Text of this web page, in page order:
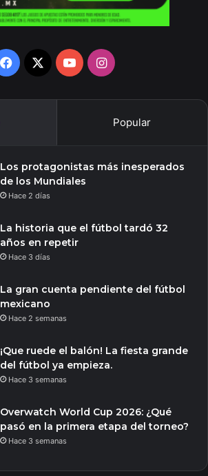
Facebook
X YouTubeInstagram
Popular
Los protagonistas más inesperados
de los Mundiales
Hace 2 días
La historia que el fútbol tardó 32
años en repetir
Hace 3 días
La gran cuenta pendiente del fútbol
mexicano
Hace 2 semanas
¡Que ruede el balón! La fiesta grande
del fútbol ya empieza.
Hace 3 semanas
Overwatch World Cup 2026: ¿Qué
pasó en la primera etapa del torneo?
Hace 3 semanas